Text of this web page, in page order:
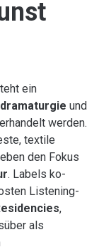
ein
und
werden.
textile
den Fokus
. Labels ko-
Listening-
,
als